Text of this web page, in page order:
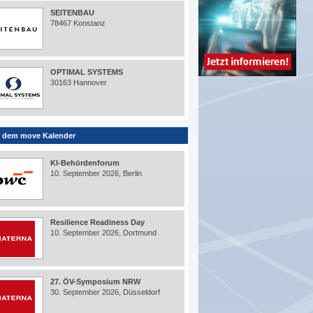
SEITENBAU
78467 Konstanz
OPTIMAL SYSTEMS
30163 Hannover
dem move Kalender
KI-Behördenforum
10. September 2026, Berlin
Resilience Readiness Day
10. September 2026, Dortmund
27. ÖV-Symposium NRW
30. September 2026, Düsseldorf